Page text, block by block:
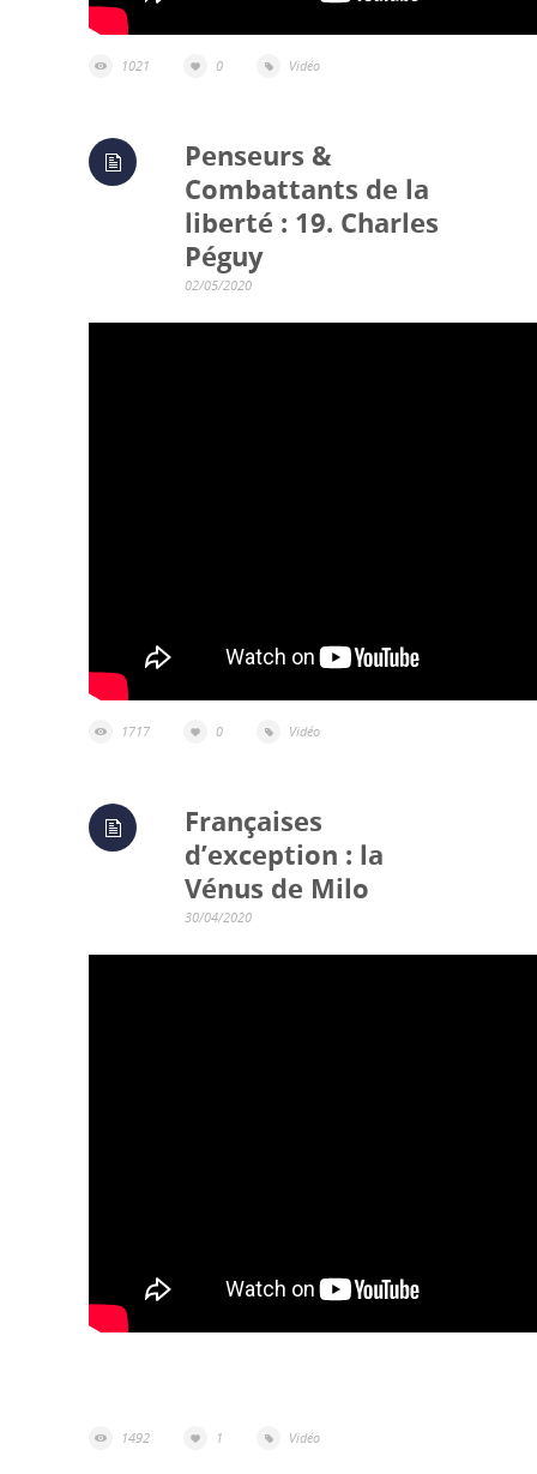
1021 0 Vidéo
Penseurs &
Combattants de la
liberté : 19. Charles
Péguy
02/05/2020
1717 0 Vidéo
Françaises
d’exception : la
Vénus de Milo
30/04/2020
1492 1 Vidéo